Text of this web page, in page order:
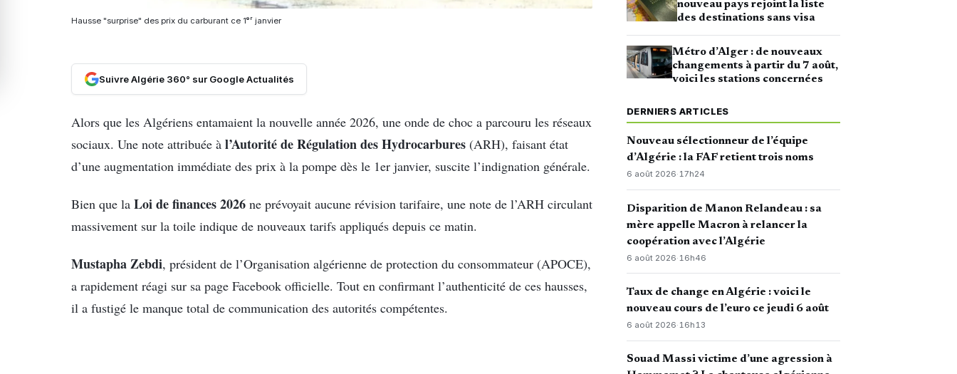
Hausse "surprise" des prix du carburant ce 1ᵉʳ janvier
Suivre Algérie 360° sur Google Actualités
Alors que les Algériens entamaient la nouvelle année 2026, une onde de choc a parcouru les réseaux
sociaux. Une note attribuée à l’Autorité de Régulation des Hydrocarbures (ARH), faisant état
d’une augmentation immédiate des prix à la pompe dès le 1er janvier, suscite l’indignation générale.
Bien que la Loi de finances 2026 ne prévoyait aucune révision tarifaire, une note de l’ARH circulant
massivement sur la toile indique de nouveaux tarifs appliqués depuis ce matin.
Mustapha Zebdi, président de l’Organisation algérienne de protection du consommateur (APOCE),
a rapidement réagi sur sa page Facebook officielle. Tout en confirmant l’authenticité de ces hausses,
il a fustigé le manque total de communication des autorités compétentes.
nouveau pays rejoint la liste
des destinations sans visa
Métro d’Alger : de nouveaux
changements à partir du 7 août,
voici les stations concernées
DERNIERS ARTICLES
Nouveau sélectionneur de l’équipe
d’Algérie : la FAF retient trois noms
6 août 2026·17h24
Disparition de Manon Relandeau : sa
mère appelle Macron à relancer la
coopération avec l’Algérie
6 août 2026· 16h46
Taux de change en Algérie : voici le
nouveau cours de l’euro ce jeudi 6 août
6 août 2026·16h13
Souad Massi victime d’une agression à